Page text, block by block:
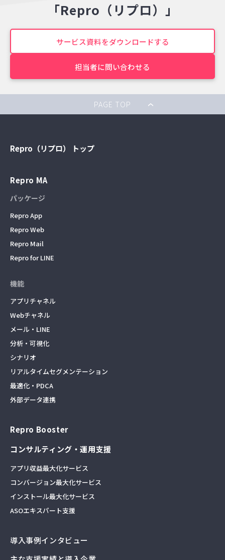
「Repro（リプロ）」
サービス資料をダウンロードする
担当者に問い合わせる
PAGE TOP
Repro（リプロ） トップ
Repro MA
パッケージ
Repro App
Repro Web
Repro Mail
Repro for LINE
機能
アプリチャネル
Webチャネル
メール・LINE
分析・可視化
シナリオ
リアルタイムセグメンテーション
最適化・PDCA
外部データ連携
Repro Booster
コンサルティング・運用支援
アプリ収益最大化サービス
コンバージョン最大化サービス
インストール最大化サービス
ASOエキスパート支援
導入事例インタビュー